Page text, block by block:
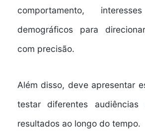
comportamento,
demográficos para
com precisão.
Além disso, deve apresentar
testar diferentes
resultados ao longo do tempo.